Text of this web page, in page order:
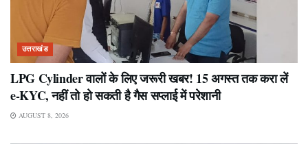
उत्तराखंड
LPG Cylinder वालों के लिए जरूरी खबर! 15 अगस्त तक करा लें
e-KYC, नहीं तो हो सकती है गैस सप्लाई में परेशानी
AUGUST 8, 2026